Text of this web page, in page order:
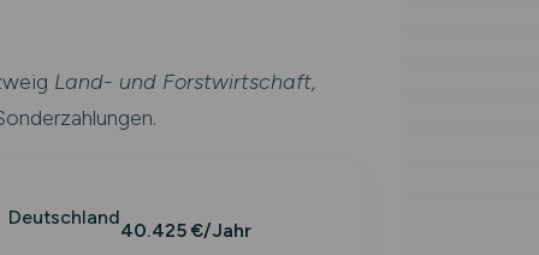
Land- und Forstwirtschaft,
Deutschland
40.425 €/Jahr